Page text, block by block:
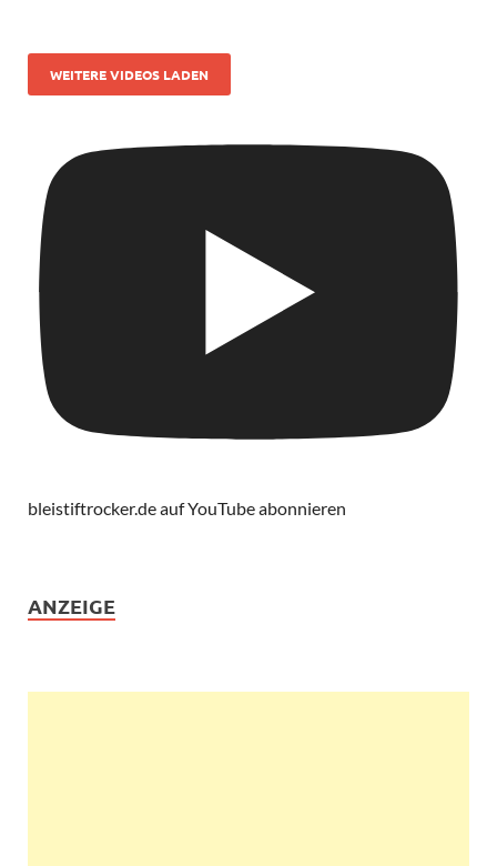
WEITERE VIDEOS LADEN
bleistiftrocker.de auf YouTube abonnieren
ANZEIGE